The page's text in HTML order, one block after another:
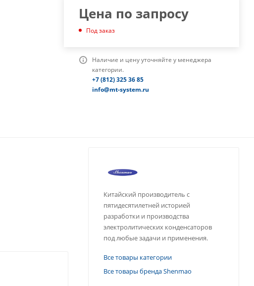
Цена по запросу
Под заказ
Наличие и цену уточняйте у менеджера
категории.
+7 (812) 325 36 85
info@mt-system.ru
Китайский производитель с
пятидесятилетней историей
разработки и производства
электролитических конденсаторов
под любые задачи и применения.
Все товары категории
Все товары бренда Shenmao